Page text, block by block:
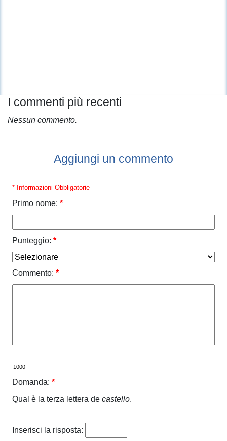
I commenti più recenti
Nessun commento.
Aggiungi un commento
* Informazioni Obbligatorie
Primo nome: *
Punteggio: *
Commento: *
Domanda: *
Qual è la terza lettera de castello.
Inserisci la risposta: